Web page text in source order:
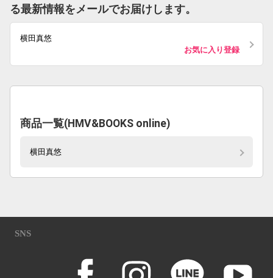
る最新情報をメールでお届けします。
横田真悠
お気に入り登録
商品一覧(HMV&BOOKS online)
横田真悠
SNS